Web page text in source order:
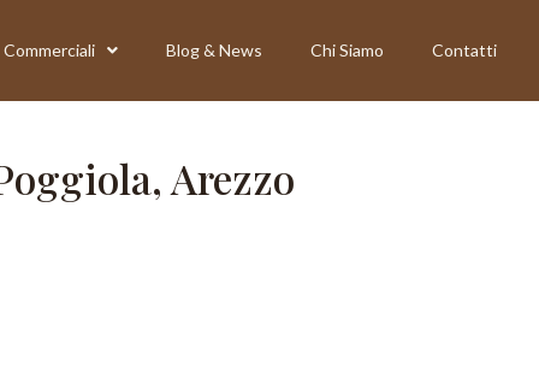
Commerciali Blog & News Chi Siamo Contatti
Arezzo